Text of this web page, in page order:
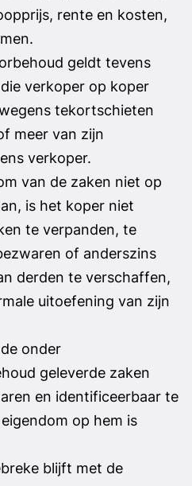
rente en kosten,
geldt tevens
verkoper op koper
tekortschieten
meer van zijn
verkoper.
van de zaken niet op
is het koper niet
te verpanden, te
of anderszins
derden te verschaffen,
uitoefening van zijn
onder
geleverde zaken
en identificeerbaar te
op hem is
blijft met de